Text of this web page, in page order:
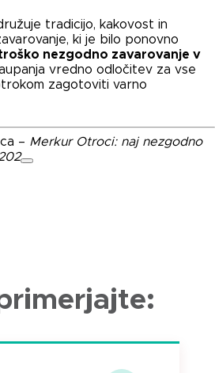
tradicijo, kakovost in
ki je bilo ponovno
nezgodno zavarovanje v
vredno odločitev za vse
zagotoviti varno
– Merkur Otroci: naj nezgodno